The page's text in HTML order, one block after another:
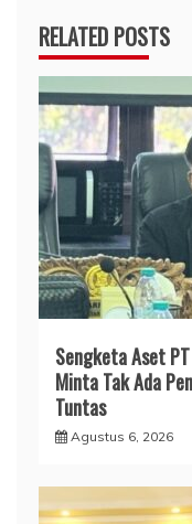
RELATED POSTS
Sengketa Aset
Minta Tak Ada
Tuntas
Agustus 6, 2026